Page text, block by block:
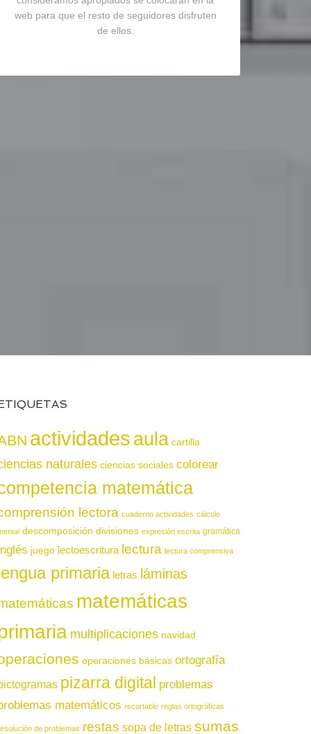
web para que el resto de seguidores disfruten
de ellos.
actividadesaula cartilla
naturales ciencias sociales colorear
matemática
lectora cuaderno actividades cálculo
descomposición divisiones expresión escrita gramática
juego lectoescritura lectura lectura comprensiva
primaria letras láminas
matemáticas
multiplicaciones navidad
operaciones básicas ortografía
pizarra digital problemas
matemáticos recortable reglas ortográficas
de problemas restas sopa de letras sumas